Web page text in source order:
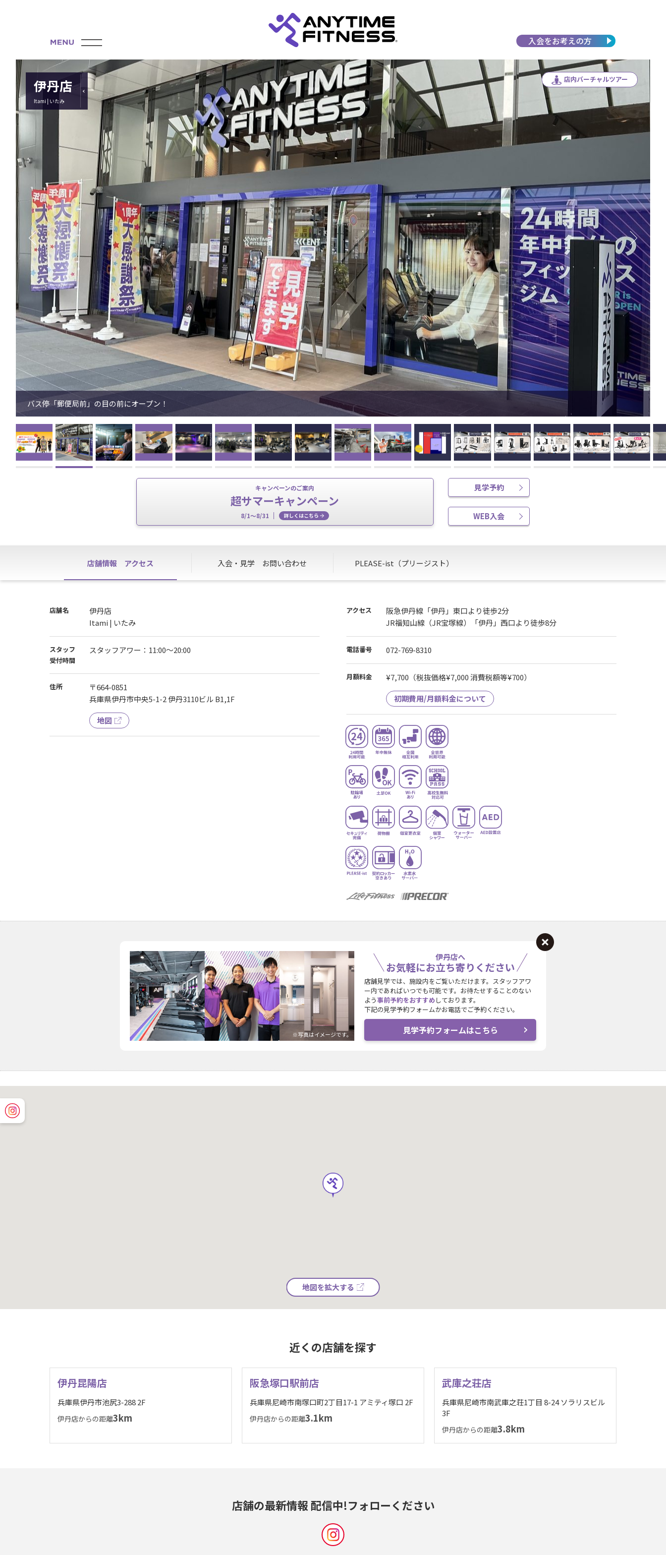
入会をお考えの方
伊丹店
Itami | いたみ
店内バーチャルツアー
他ジムを退会しない「併用」でも適用OK！
キャンペーンのご案内
超サマーキャンペーン
8/1～8/31 詳しくはこちら
見学予約
WEB入会
店舗情報 アクセス 入会・見学 お問い合わせ PLEASE-ist （プリージスト）
店舗名
伊丹店
Itami | いたみ
スタッフ
受付時間
スタッフアワー：11:00～20:00
住所
〒664-0851
兵庫県伊丹市中央5-1-2 伊丹3110ビル B1,1F
地図
アクセス
阪急伊丹線「伊丹」東口より徒歩2分
JR福知山線（JR宝塚線）「伊丹」西口より徒歩8分
電話番号 072-769-8310
月額料金 ¥7,700 （税抜価格¥7,000 消費税額等¥700）
初期費用/月額料金について
伊丹店へ
お気軽にお立ち寄りください
※写真はイメージです。
店舗見学では、施設内をご覧いただけます。スタッフアワ
ー内であればいつでも可能です。お待たせすることのない
よう事前予約をおすすめ しております。
下記の見学予約フォームかお電話でご予約ください。
見学予約フォームはこちら
地図を拡大する
近くの店舗を探す
伊丹昆陽店
兵庫県伊丹市池尻3-288 2F
伊丹店からの距離3km
阪急塚口駅前店
兵庫県尼崎市南塚口町2丁目17-1 アミティ塚口 2F
伊丹店からの距離3.1km
武庫之荘店
兵庫県尼崎市南武庫之荘1丁目 8-24 ソラリスビル
3F
伊丹店からの距離3.8km
店舗の最新情報 配信中!フォローください